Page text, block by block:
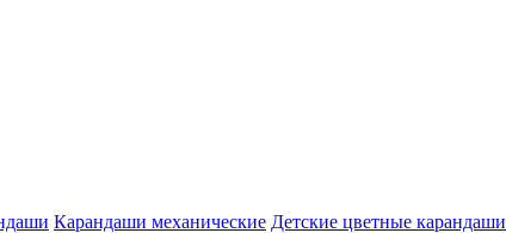
Карандаши механические Детские цветные карандаши